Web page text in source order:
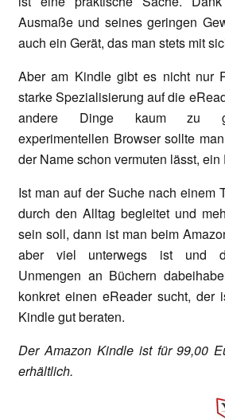
Ausmaße und seines geringen
auch ein Gerät, das man stets mit
Aber am Kindle gibt es nicht nur
starke Spezialisierung auf die
andere Dinge kaum zu
experimentellen Browser sollte
der Name schon vermuten lässt, ein
Ist man auf der Suche nach einem
durch den Alltag begleitet und
sein soll, dann ist man beim
aber viel unterwegs ist und
Unmengen an Büchern
konkret einen eReader sucht, der
Kindle gut beraten.
Der Amazon Kindle ist für 99,00
erhältlich.